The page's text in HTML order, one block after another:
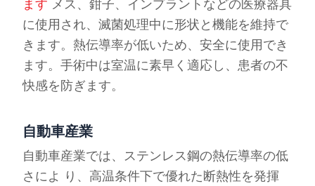
ます メス、鉗子、インプラントなどの医療器具
に使用され、滅菌処理中に形状と機能を維持で
きます。熱伝導率が低いため、安全に使用でき
ます。手術中は室温に素早く適応し、患者の不
快感を防ぎます。
自動車産業
自動車産業では、ステンレス鋼の熱伝導率の低
さによ り、高温条件下で優れた断熱性を発揮